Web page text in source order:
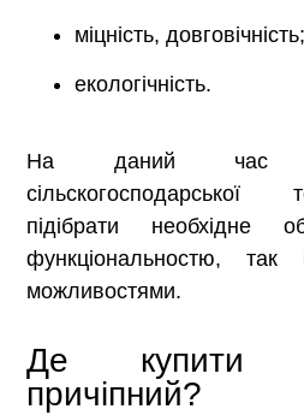
міцність, довговічність;
екологічність.
На даний час
підібрати необхідне
функціональностю,
можливостями.
Де купити
причіпний?